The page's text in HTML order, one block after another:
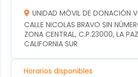
UNIDAD MÓVIL DE DONACIÓN
CALLE NICOLAS BRAVO SIN
ZONA CENTRAL, C.P.23000, LA
CALIFORNIA SUR
Horarios disponibles